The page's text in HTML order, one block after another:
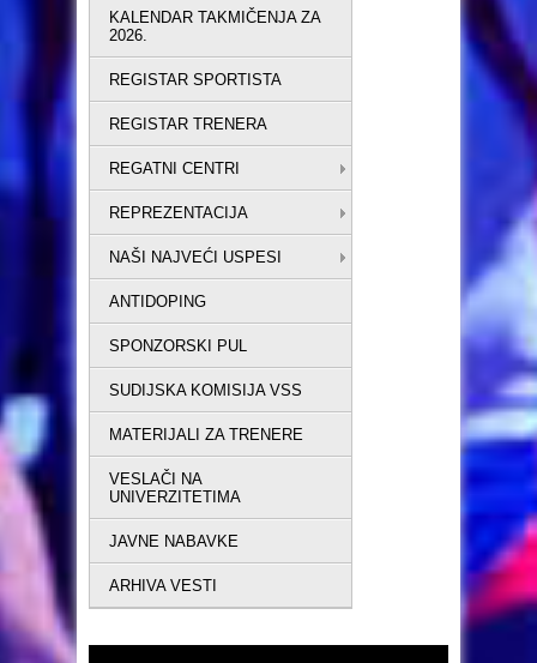
KALENDAR TAKMIČENJA ZA
2026.
REGISTAR SPORTISTA
REGISTAR TRENERA
REGATNI CENTRI
REPREZENTACIJA
NAŠI NAJVEĆI USPESI
ANTIDOPING
SPONZORSKI PUL
SUDIJSKA KOMISIJA VSS
MATERIJALI ZA TRENERE
VESLAČI NA
UNIVERZITETIMA
JAVNE NABAVKE
ARHIVA VESTI